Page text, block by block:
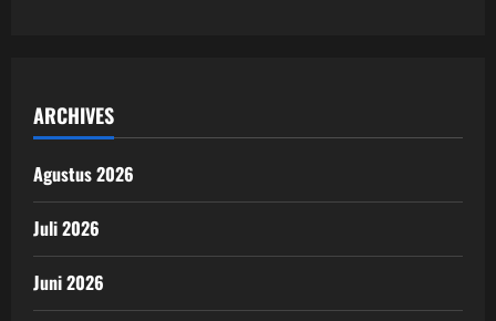
ARCHIVES
Agustus 2026
Juli 2026
Juni 2026